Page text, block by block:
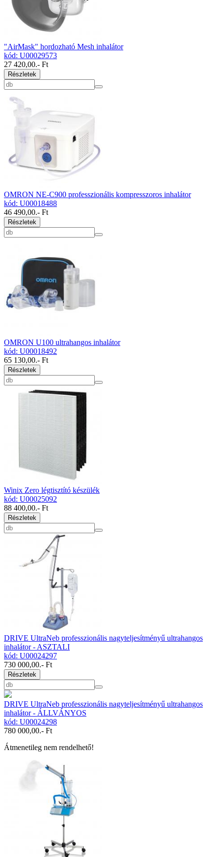
"AirMask" hordozható Mesh inhalátor
kód: U00029573
27 420,00.- Ft
Részletek
OMRON NE-C900 professzionális kompresszoros inhalátor
kód: U00018488
46 490,00.- Ft
Részletek
OMRON U100 ultrahangos inhalátor
kód: U00018492
65 130,00.- Ft
Részletek
Winix Zero légtisztító készülék
kód: U00025092
88 400,00.- Ft
Részletek
DRIVE UltraNeb professzionális nagyteljesítményű ultrahangos
inhalátor - ASZTALI
kód: U00024297
730 000,00.- Ft
Részletek
DRIVE UltraNeb professzionális nagyteljesítményű ultrahangos
inhalátor - ÁLLVÁNYOS
kód: U00024298
780 000,00.- Ft
Átmenetileg nem rendelhető!